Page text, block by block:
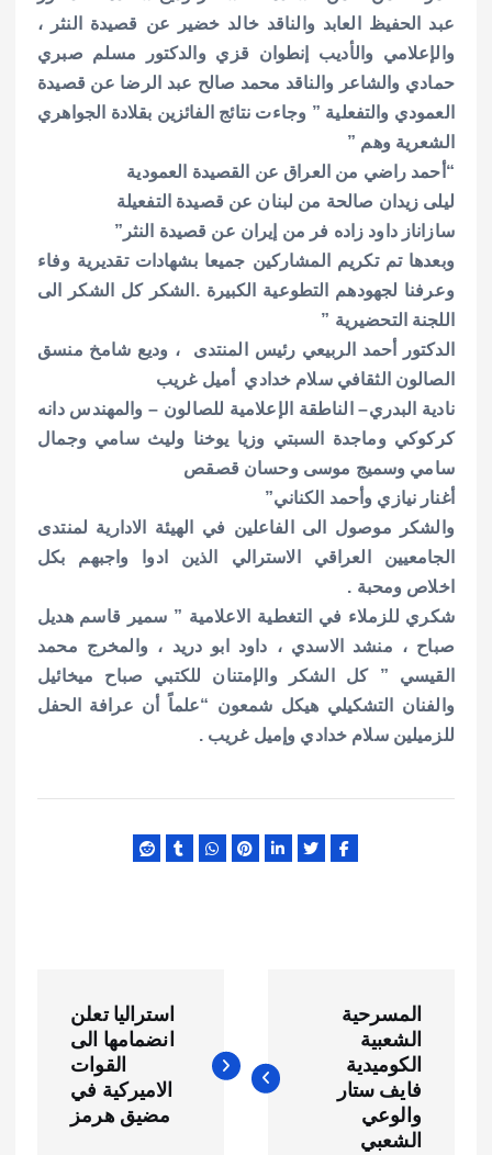
عبد الحفيظ العابد والناقد خالد خضير عن قصيدة النثر ،
والإعلامي والأديب إنطوان قزي والدكتور مسلم صبري
حمادي والشاعر والناقد محمد صالح عبد الرضا عن قصيدة
العمودي والتفعلية ” وجاءت نتائج الفائزين بقلادة الجواهري
الشعرية وهم ”
“أحمد راضي من العراق عن القصيدة العمودية
ليلى زيدان صالحة من لبنان عن قصيدة التفعيلة
سازاناز داود زاده فر من إيران عن قصيدة النثر”
وبعدها تم تكريم المشاركين جميعا بشهادات تقديرية وفاء
وعرفنا لجهودهم التطوعية الكبيرة . الشكر كل الشكر الى
اللجنة التحضيرية ”
الدكتور أحمد الربيعي رئيس المنتدى ، وديع شامخ منسق
الصالون الثقافيسلام خدادي أ ميل غريب
نادية البدري– الناطقة الإعلامية للصالون – والمهندس دانه
كركوكي وماجدة السبتي وزيا يوخنا وليث سامي وجمال
سامي وسميج موسى وحسان قصقص
أغنار نيازي و أحمد الكناني”
والشكر موصول الى الفاعلين في الهيئة الادارية لمنتدى
الجامعيين العراقي الاسترالي الذين ادوا واجبهم بكل
اخلاص ومحبة .
شكري للزملاء في التغطية الاعلامية ” سمير قاسم هديل
صباح ، منشد الاسدي ، داود ابو دريد ، والمخرج محمد
القيسي ” كل الشكر والإمتنان للكتبي صباح ميخائيل
والفنان التشكيلي هيكل شمعون “علماً أن عرافة الحفل
للزميلين سلام خدادي وإميل غريب .
ص
المسرحية
الشعبية
الكوميدية
فايف ستار
والوعي
الشعبي
استراليا تعلن
انضمامها الى
القوات
الاميركية في
مضيق هرمز